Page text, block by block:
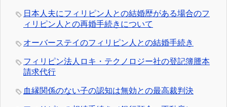
日本人夫にフィリピン人との結婚歴がある場合のフ
ィリピン人との再婚手続きについて
オーバーステイのフィリピン人との結婚手続き
フィリピン法人ロキ・テクノロジー社の登記簿謄本
請求代行
血縁関係のない子の認知は無効との最高裁判決